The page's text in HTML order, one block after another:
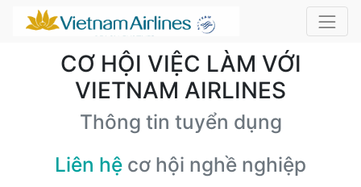
CƠ HỘI VIỆC LÀM VỚI
VIETNAM AIRLINES
Thông tin tuyển dụng
Liên hệ cơ hội nghề nghiệp